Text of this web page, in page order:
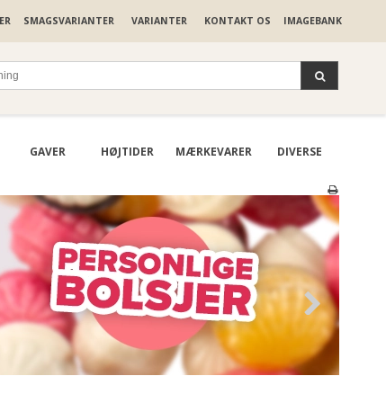
SMAGSVARIANTER VARIANTER KONTAKT OS IMAGEBANK
GAVER HØJTIDER MÆRKEVARER DIVERSE